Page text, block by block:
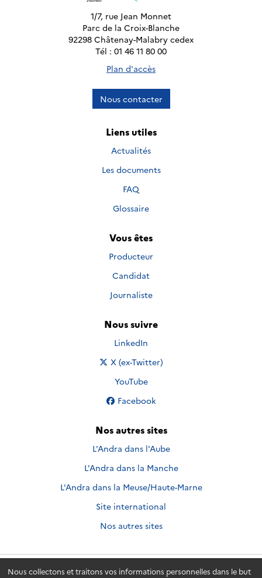
Nous collectons et traitons vos informations personnelles dans le but
1/7, rue Jean Monnet
Parc de la Croix-Blanche
92298 Châtenay-Malabry cedex
Tél : 01 46 11 80 00
Plan d'accès
Nous contacter
Liens utiles
Actualités
Les documents
FAQ
Glossaire
Vous êtes
Producteur
Candidat
Journaliste
Nous suivre
Nous suivre sur
LinkedIn
Nous suivre sur
X (ex-Twitter)
Nous suivre sur
YouTube
Nous suivre sur
Facebook
Nos autres sites
L'Andra dans l'Aube
L'Andra dans la Manche
L'Andra dans la Meuse/Haute-Marne
Site international
Nos autres sites
Andra.fr © 2026 - Andra. Tous droits réservés.